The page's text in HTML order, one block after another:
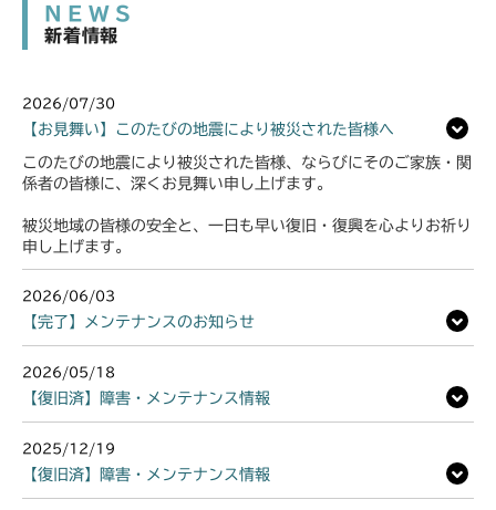
NEWS
新着情報
2026/07/30
【お見舞い】このたびの地震により被災された皆様へ
このたびの地震により被災された皆様、ならびにそのご家族・関
係者の皆様に、深くお見舞い申し上げます。
被災地域の皆様の安全と、一日も早い復旧・復興を心よりお祈り
申し上げます。
2026/06/03
【完了】メンテナンスのお知らせ
2026/05/18
【復旧済】障害・メンテナンス情報
2025/12/19
【復旧済】障害・メンテナンス情報